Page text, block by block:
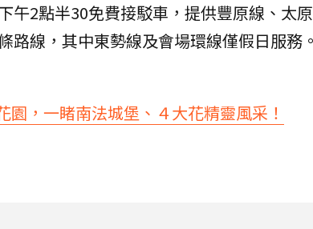
午2點半30免費接駁車，提供豐原線、太
路線，其中東勢線及會場環線僅假日服務
園，一睹南法城堡、４大花精靈風采！